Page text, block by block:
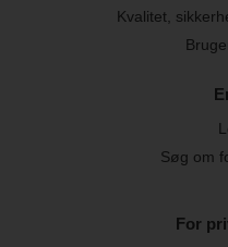
Kvalitet,
Søg om
For